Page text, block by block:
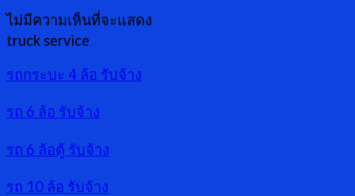
ไม่มีความเห็นที่จะแสดง
truck service
รถกระบะ 4 ล้อ รับจ้าง
รถ 6 ล้อ รับจ้าง
รถ 6 ล้อตู้ รับจ้าง
รถ 10 ล้อ รับจ้าง